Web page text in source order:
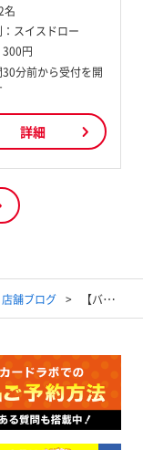
名
スイスドロー
300円
分前から受付を開
詳細
店舗ブログ 【バトルスピリッツ】2022年9月3日バトスピショップバトル(マスター)結果発表【優勝デッキレシピ】